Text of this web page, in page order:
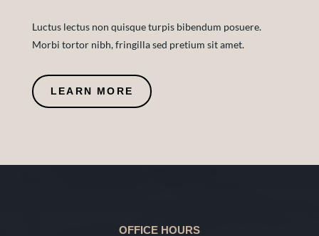
Luctus lectus non quisque turpis bibendum posuere.
Morbi tortor nibh, fringilla sed pretium sit amet.
LEARN MORE
OFFICE HOURS